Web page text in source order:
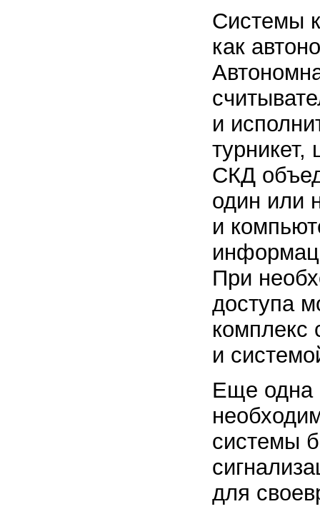
Системы
как
и
СКД
один или
и
При
доступа
комплекс
и
Еще одна
системы
для